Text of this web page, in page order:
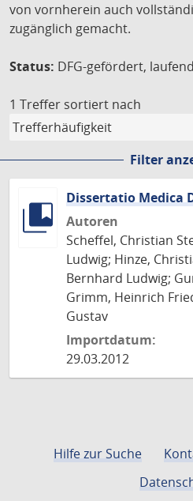
von vornherein auch
zugänglich gemacht.
Status: DFG-gefördert, laufend
1 Treffer sortiert nach
Filter
Dissertatio Medica
Autoren
Scheffel, Christian
Ludwig; Hinze,
Bernhard Ludwig;
Grimm, Heinrich
Gustav
Importdatum:
29.03.2012
Hilfe zur Suche